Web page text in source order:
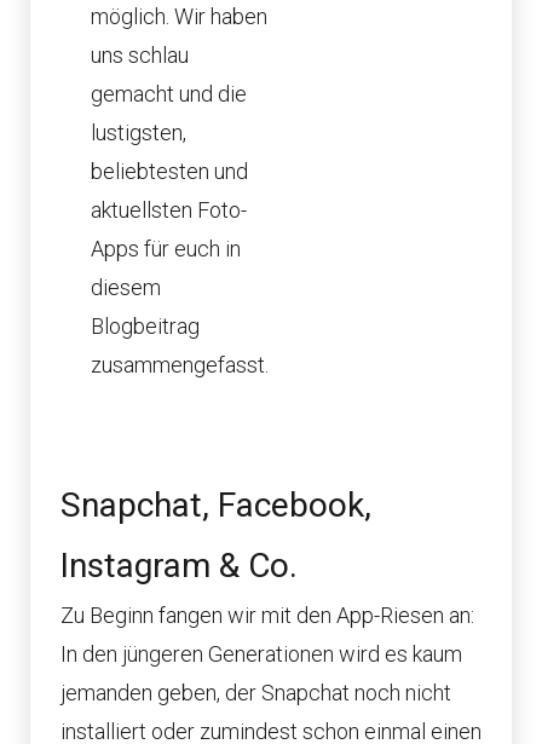
möglich. Wir haben
uns schlau
gemacht und die
lustigsten,
beliebtesten und
aktuellsten Foto-
Apps für euch in
diesem
Blogbeitrag
zusammengefasst.
Snapchat, Facebook,
Instagram & Co.
Zu Beginn fangen wir mit den App-Riesen an:
In den jüngeren Generationen wird es kaum
jemanden geben, der Snapchat noch nicht
installiert oder zumindest schon einmal einen